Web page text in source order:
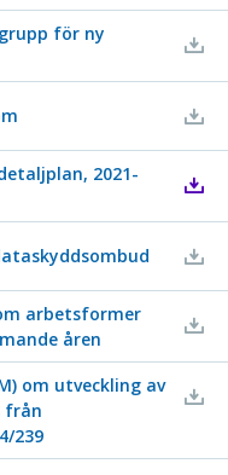
för ny
2021-
arbetsformer
åren
om utveckling av
från
239